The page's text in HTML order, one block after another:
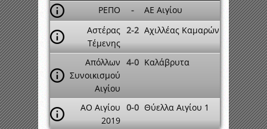
ΡΕΠΟ
-
ΑΕ Αιγίου
Αστέρας
Τέμενης
2-2 Αχιλλέας Καμαρών
Απόλλων
Συνοικισμού
Αιγίου
4-0 Καλάβρυτα
ΑΟ Αιγίου
2019
0-0 Θύελλα Αιγίου 1